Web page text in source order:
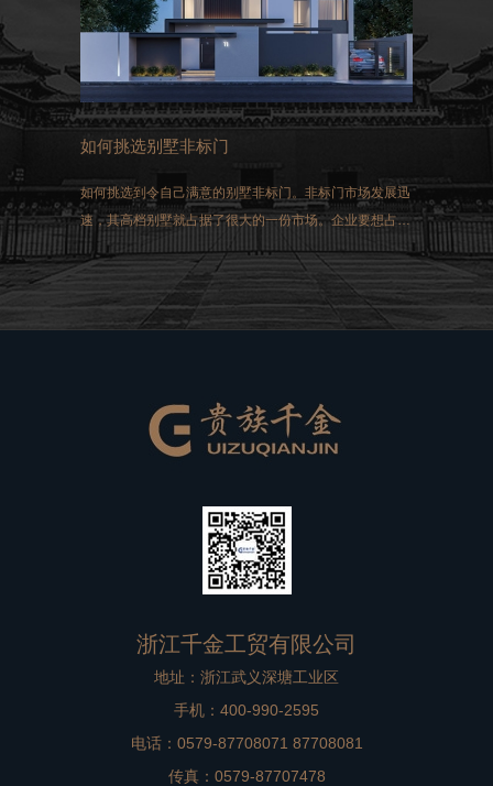
如何挑选别墅非标门
如何挑选到令自己满意的别墅非标门。非标门市场发展迅
速，其高档别墅就占据了很大的一份市场。企业要想占得
这一市场，选择生产的非标门就必须符合国家生产的标
准。同时做好三方面的工作：过硬的质量、先进的技术和
良好的品牌形象。在高档别墅在装修过程中，非标门是比
较重要的一个方面，选择到一款合适
浙江千金工贸有限公司
地址：浙江武义深塘工业区
手机：400-990-2595
电话：0579-87708071 87708081
传真：0579-87707478